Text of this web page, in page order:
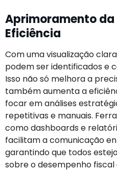
Aprimoramento da
Eficiência
Com uma visualização
podem ser identificados e
Isso não só melhora a
também aumenta a
focar em análises
repetitivas e manuais.
como dashboards e
facilitam a comunicação
garantindo que todos
sobre o desempenho fiscal